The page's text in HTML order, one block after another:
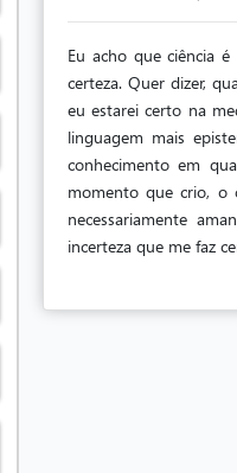
Eu acho que ciência
certeza. Quer dizer,
eu estarei certo na
linguagem mais
conhecimento em
momento que crio, o
necessariamente
incerteza que me faz